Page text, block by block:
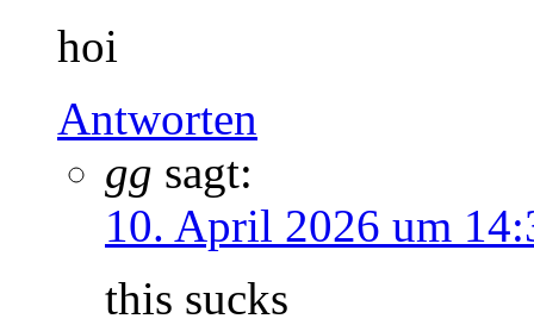
hoi
Antworten
gg sagt:
10. April 2026 um
this sucks